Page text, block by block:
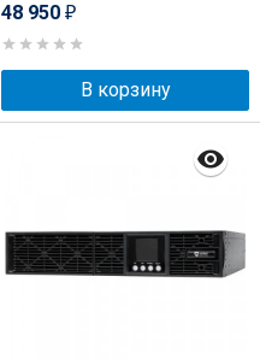
48 950 ₽
В корзину